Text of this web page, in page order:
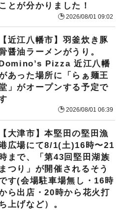
ことが分かりました！
2026/08/01 09:02
【近江八幡市】羽釜炊き豚
醤油ラーメンがうり。
Pizza 近江八幡
あった場所に「らぁ麺王
」がオープンする予定で
2026/08/01 06:39
【大津市】本堅田の堅田漁
広場にて8/1(土)16時〜21
時まで、「第43回堅田湖族
まつり」が開催されるそう
す(会場駐車場無し・16時
ら出店・20時から花火打
上げなど）。